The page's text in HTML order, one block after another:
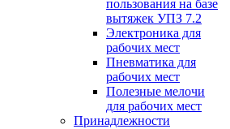
пользования на базе
вытяжек УПЗ 7.2
Электроника для
рабочих мест
Пневматика для
рабочих мест
Полезные мелочи
для рабочих мест
Принадлежности